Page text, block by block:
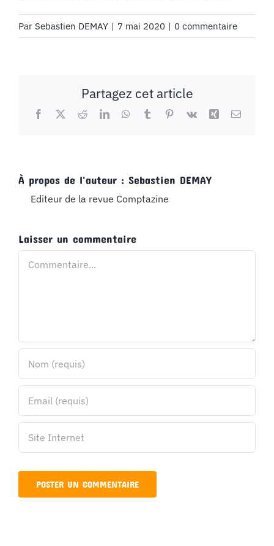
Par Sebastien DEMAY | 7 mai 2020 | 0 commentaire
Partagez cet article
Facebook
X RedditLinkedInWhatsApp
TumblrPinterest
Vk Xing Email
À propos de l'auteur : Sebastien DEMAY
Editeur de la revue Comptazine
Laisser un commentaire
Commentaire